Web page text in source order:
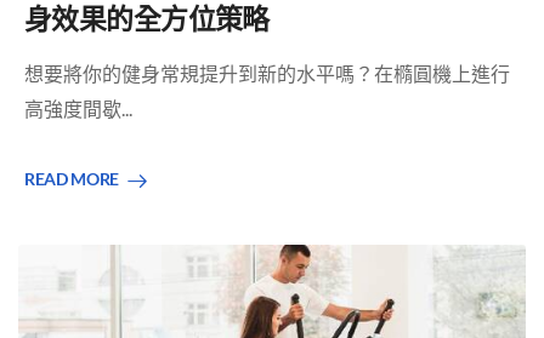
身效果的全方位策略
想要將你的健身常規提升到新的水平嗎？在橢圓機上進行
高強度間歇...
READ MORE